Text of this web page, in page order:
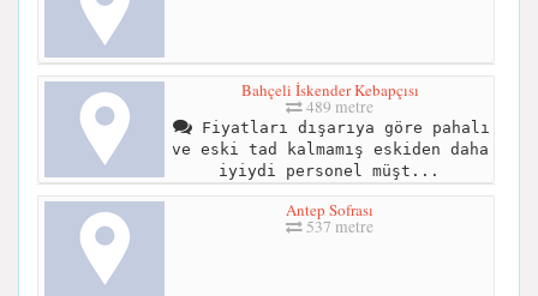
Bahçeli İskender Kebapçısı
489 metre
Fiyatları dışarıya göre pahalı
ve eski tad kalmamış eskiden daha
iyiydi personel müşt...
Antep Sofrası
537 metre